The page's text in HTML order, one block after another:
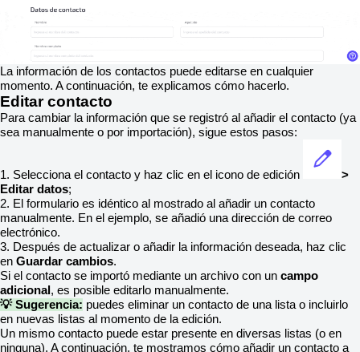
La información de los contactos puede editarse en cualquier
momento. A continuación, te explicamos cómo hacerlo.
Editar contacto
Para cambiar la información que se registró al añadir el contacto (ya
sea manualmente o por importación), sigue estos pasos:
1. Selecciona el contacto y haz clic en el icono de edición
>
Editar datos;
2. El formulario es idéntico al mostrado al añadir un contacto
manualmente. En el ejemplo, se añadió una dirección de correo
electrónico.
3. Después de actualizar o añadir la información deseada, haz clic
en Guardar cambios.
Si el contacto se importó mediante un archivo con un campo
adicional , es posible editarlo manualmente.
💡 Sugerencia: puedes eliminar un contacto de una lista o incluirlo
en nuevas listas al momento de la edición.
Un mismo contacto puede estar presente en diversas listas (o en
ninguna). A continuación, te mostramos cómo añadir un contacto a